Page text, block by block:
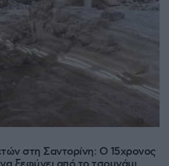
στη Σαντορίνη: Ο 15χρονος